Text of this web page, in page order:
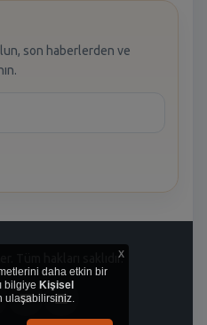
son haberlerden ve
Tüm hakları saklıdır.
x
daha etkin bir
bilgiye Kişisel
ulaşabilirsiniz.